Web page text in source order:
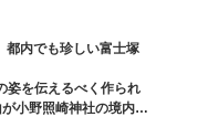
都内でも珍しい富士塚
姿を伝えるべく作られ
小野照崎神社の境内に